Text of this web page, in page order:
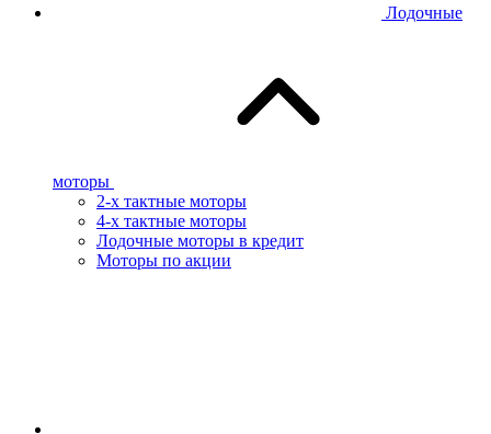
Лодочные
моторы
2-х тактные моторы
4-х тактные моторы
Лодочные моторы в кредит
Моторы по акции